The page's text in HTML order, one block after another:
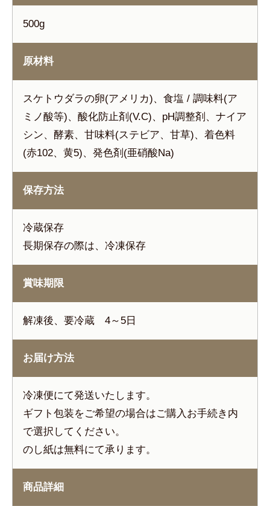
500g
原材料
スケトウダラの卵(アメリカ)、食塩 / 調味料(ア
ミノ酸等)、酸化防止剤(V.C)、pH調整剤、ナイア
シン、酵素、甘味料(ステビア、甘草)、着色料
(赤102、黄5)、発色剤(亜硝酸Na)
保存方法
冷蔵保存
長期保存の際は、冷凍保存
賞味期限
解凍後、要冷蔵 4～5日
お届け方法
冷凍便にて発送いたします。
ギフト包装をご希望の場合はご購入お手続き内
で選択してください。
のし紙は無料にて承ります。
商品詳細